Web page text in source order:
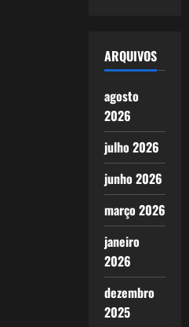
ARQUIVOS
agosto
2026
julho 2026
junho 2026
março 2026
janeiro
2026
dezembro
2025